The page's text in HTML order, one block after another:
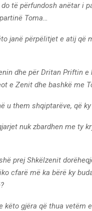
të përfundosh anëtar i
Toma…
janë përpëlitjet e atij që
dhe për Dritan Priftin e
e Zenit dhe bashkë me
u them shqiptarëve, që
nuk zbardhen me ty
prej Shkëlzenit
cfarë më ka bërë ky
këto gjëra që thua vetëm